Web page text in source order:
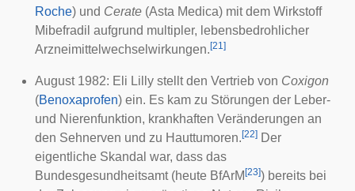
Roche) und Cerate (Asta Medica) mit dem Wirkstoff
Mibefradil aufgrund multipler, lebensbedrohlicher
Arzneimittelwechselwirkungen. [21]
August 1982: Eli Lilly stellt den Vertrieb von Coxigon
(Benoxaprofen) ein. Es kam zu Störungen der Leber-
und Nierenfunktion, krankhaften Veränderungen an
den Sehnerven und zu Hauttumoren. [22] Der
eigentliche Skandal war, dass das
Bundesgesundheitsamt (heute BfArM [23]) bereits bei